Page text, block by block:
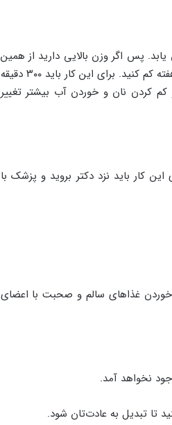
پس اگر وزن بالایی دارید از همین
امروز برای حفظ سلامتی‌تان، تصمیم بگیرید بین نیم تا یک کیلو گرم در هفته کم کنید. برای این کار باید ۳۰۰ دقیقه
کردن نان و خوردن آب بیشتر تغییر
کار باید نزد دکتر بروید و پزشک با
، خوردن غذاهای سالم و صحبت با اعضای
نخواهد آمد.
تا تبدیل به عادت‌تان شود.